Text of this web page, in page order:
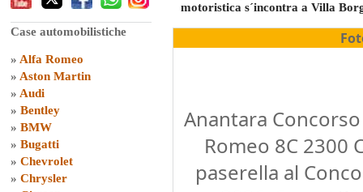
Case automobilistiche
» Alfa Romeo
» Aston Martin
» Audi
» Bentley
» BMW
» Bugatti
» Chevrolet
» Chrysler
motoristica s´incontra a Villa
Anantara
Romeo 8C 2300
paserella al